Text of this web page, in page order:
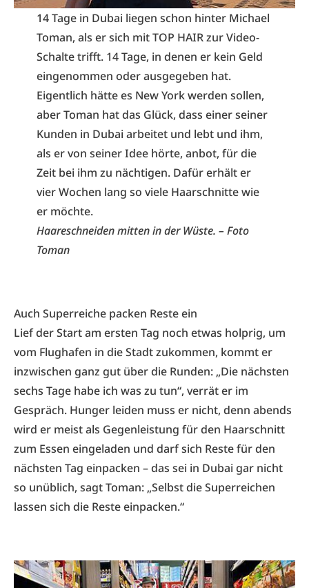
14 Tage in Dubai liegen schon hinter Michael
Toman, als er sich mit TOP HAIR zur Video-
Schalte trifft. 14 Tage, in denen er kein Geld
eingenommen oder ausgegeben hat.
Eigentlich hätte es New York werden sollen,
aber Toman hat das Glück, dass einer seiner
Kunden in Dubai arbeitet und lebt und ihm,
als er von seiner Idee hörte, anbot, für die
Zeit bei ihm zu nächtigen. Dafür erhält er
vier Wochen lang so viele Haarschnitte wie
er möchte.
Haareschneiden mitten in der Wüste. – Foto
Toman
Auch Superreiche packen Reste ein
Lief der Start am ersten Tag noch etwas holprig, um
vom Flughafen in die Stadt zukommen, kommt er
inzwischen ganz gut über die Runden: „Die nächsten
sechs Tage habe ich was zu tun“, verrät er im
Gespräch. Hunger leiden muss er nicht, denn abends
wird er meist als Gegenleistung für den Haarschnitt
zum Essen eingeladen und darf sich Reste für den
nächsten Tag einpacken – das sei in Dubai gar nicht
so unüblich, sagt Toman: „Selbst die Superreichen
lassen sich die Reste einpacken.“